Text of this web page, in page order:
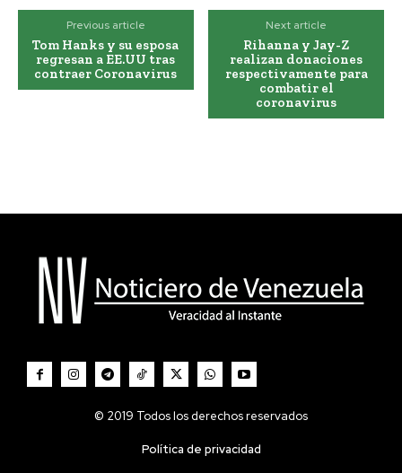
Previous article
Tom Hanks y su esposa
regresan a EE.UU tras
contraer Coronavirus
Next article
Rihanna y Jay-Z
realizan donaciones
respectivamente para
combatir el
coronavirus
© 2019 Todos los derechos reservados
Política de privacidad